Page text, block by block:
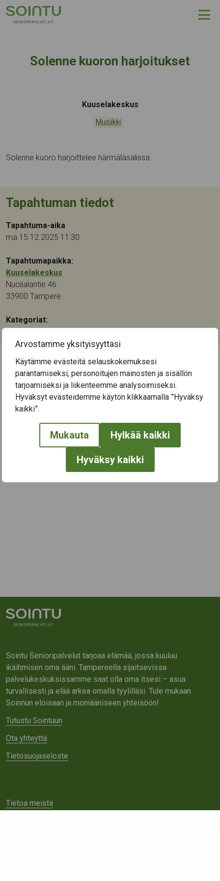
Arvostamme yksityisyyttäsi
Käytämme evästeitä selauskokemuksesi
parantamiseksi, personoitujen mainosten ja sisällön
tarjoamiseksi ja liikenteemme analysoimiseksi.
Hyväksyt evästeidemme käytön klikkaamalla ”Hyväksy
kaikki”.
Mukauta Hylkää kaikki
Hyväksy kaikki
Hyppää sisältöön
Solenne kuoron harjoitukset
Tapahtumapaikka:
Kuuselakeskus
Kategoriat:
Musiikki
Solenne kuoro harjoittelee härmäläsalissa.
Tapahtuman tiedot
Tapahtuma-aika
ma 15.12.2025 11:30
Tapahtumapaikka:
Kuuselakeskus
Nuolialantie 46
33900 Tampere
Kategoriat:
← Näytä kaikki tapahtumat
Sointu Senioripalvelut tarjoaa elämää, jossa kuuluu
ikäihmisen oma ääni. Tampereella sijaitsevissa
palvelukeskuksissamme saat olla oma itsesi – asua
turvallisesti ja elää arkea omalla tyylilläsi. Tule mukaan
Soinnun eloisaan ja moniääniseen yhteisöön!
Tutustu Sointuun
Ota yhteyttä
Tietosuojaseloste
Tietoa meistä